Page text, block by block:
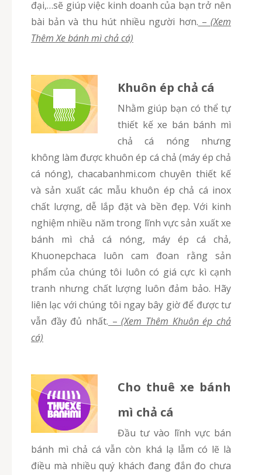
đại,…sẽ giúp việc kinh doanh của bạn trở nên
bài bản và thu hút nhiều người hơn. –(Xem
Thêm Xe bánh mì chả cá)
Khuôn ép chả cá
Nhằm giúp bạn có thể tự
thiết kế xe bán bánh mì
chả cá nóng nhưng
không làm được khuôn ép cá chả (máy ép chả
cá nóng), chacabanhmi.com chuyên thiết kế
và sản xuất các mẫu khuôn ép chả cá inox
chất lượng, dễ lắp đặt và bền đẹp. Với kinh
nghiệm nhiều năm trong lĩnh vực sản xuất xe
bánh mì chả cá nóng, máy ép cá chả,
Khuonepchaca luôn cam đoan rằng sản
phẩm của chúng tôi luôn có giá cực kì cạnh
tranh nhưng chất lượng luôn đảm bảo. Hãy
liên lạc với chúng tôi ngay bây giờ để được tư
vẫn đầy đủ nhất. –(Xem Thêm Khuôn ép chả
cá)
Cho thuê xe bánh
mì chả cá
Đầu tư vào lĩnh vực bán
bánh mì chả cá vẫn còn khá lạ lẫm có lẽ là
điều mà nhiều quý khách đang đắn đo chưa